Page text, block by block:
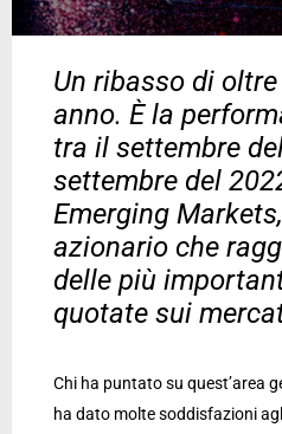
Un ribasso di
anno. È la
tra il settembre
settembre del
Emerging
azionario che
delle più
quotate sui
Chi ha puntato su quest’area
ha dato molte soddisfazioni